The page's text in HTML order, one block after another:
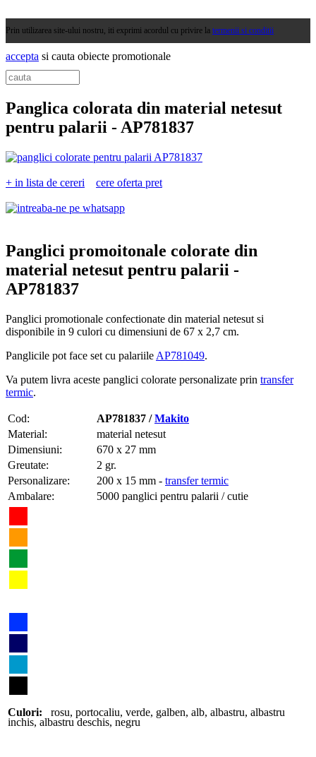
Prin utilizarea site-ului nostru, iti exprimi acordul cu privire la termenii si conditii
accepta si cauta obiecte promotionale
Panglica colorata din material netesut
pentru palarii - AP781837
+ in lista de cereri cere oferta pret
Panglici promoitonale colorate din
material netesut pentru palarii -
AP781837
Panglici promotionale confectionate din material netesut si
disponibile in 9 culori cu dimensiuni de 67 x 2,7 cm.
Panglicile pot face set cu palariile AP781049.
Va putem livra aceste panglici colorate personalizate prin transfer
termic.
Cod: AP781837 /Makito
Material:
material netesut
Dimensiuni:
670 x 27 mm
Greutate:
2 gr.
Personalizare:
200 x 15 mm - transfer termic
Ambalare:
5000 panglici pentru palarii / cutie
Culori: rosu, portocaliu, verde, galben, alb, albastru, albastru
inchis, albastru deschis, negru